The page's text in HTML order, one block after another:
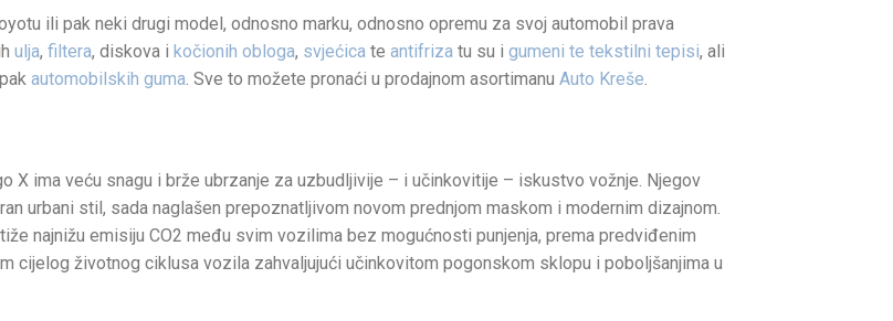
ili pak neki drugi model, odnosno marku, odnosno opremu za svoj automobil prava
ulja,filtera, diskova ikočionih obloga, svjećica teantifriza tu su igumeni te tekstilni tepisi, ali
automobilskih guma. Sve to možete pronaći u prodajnom asortimanuAuto Kreše.
X ima veću snagu i brže ubrzanje za uzbudljivije – i učinkovitije – iskustvo vožnje. Njegov
urbani stil, sada naglašen prepoznatljivom novom prednjom maskom i modernim dizajnom.
najnižu emisiju CO2 među svim vozilima bez mogućnosti punjenja, prema predviđenim
cijelog životnog ciklusa vozila zahvaljujući učinkovitom pogonskom sklopu i poboljšanjima u